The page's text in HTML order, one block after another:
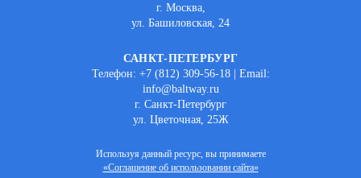
г. Москва,
ул. Башиловская, 24
САНКТ-ПЕТЕРБУРГ
Телефон: +7 (812) 309-56-18 | Email:
info@baltway.ru
г. Санкт-Петербург
ул. Цветочная, 25Ж
Используя данный ресурс, вы принимаете
«Соглашение об использовании сайта»